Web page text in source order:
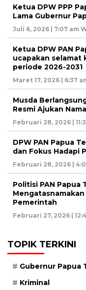
Ketua DPW PPP
Lama Gubernur
Juli 6, 2026 | 7:07 am
Ketua DPW PAN
ucapakan selamat
periode 2026-2031
Maret 17, 2026 | 6:37
Musda
Resmi Ajukan
Februari 28, 2026 |
DPW PAN Papua
dan Fokus Hadapi
Februari 28, 2026 |
Politisi PAN Papua
Pemerintah
Februari 27, 2026 |
TOPIK TERKINI
Gubernur Papua
Kriminal